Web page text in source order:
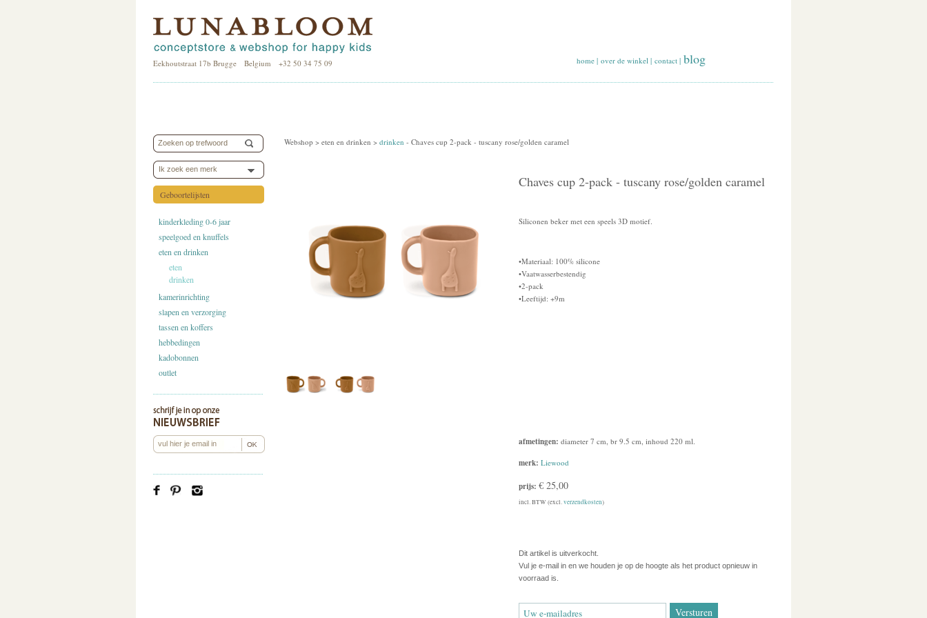
Eekhoutstraat 17b Brugge Belgium +32 50 34 75 09 home | over de winkel | contact | blog
Ik zoek een merk
Geboortelijsten
kinderkleding 0-6 jaar
speelgoed en knuffels
eten en drinken
eten
drinken
kamerinrichting
slapen en verzorging
tassen en koffers
hebbedingen
kadobonnen
outlet
Webshop > eten en drinken > drinken - Chaves cup 2-pack - tuscany rose/golden caramel
Chaves cup 2-pack - tuscany rose/golden caramel
Siliconen beker met een speels 3D motief.
•Materiaal: 100% silicone
•Vaatwasserbestendig
•2-pack
•Leeftijd: +9m
afmetingen: diameter 7 cm, br 9.5 cm, inhoud 220 ml.
merk: Liewood
prijs: € 25,00
incl. BTW (excl.verzendkosten)
Dit artikel is uitverkocht.
Vul je e-mail in en we houden je op de hoogte als het product opnieuw in
voorraad is.